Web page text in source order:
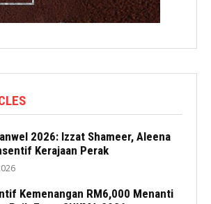
2026: Izzat Shameer, Aleena
Kerajaan Perak
Kemenangan RM6,000 Menanti